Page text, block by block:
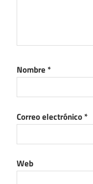
Nombre *
Correo electrónico*
Web